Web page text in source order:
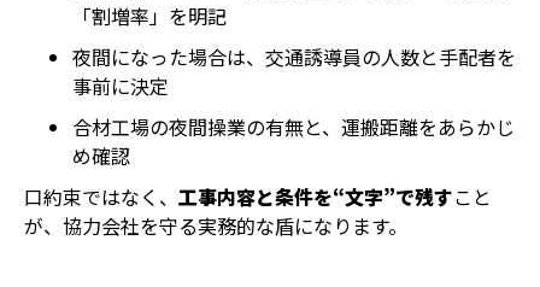
「割増率」を明記
夜間になった場合は、交通誘導員の人数と手配者を
事前に決定
合材工場の夜間操業の有無と、運搬距離をあらかじ
め確認
口約束ではなく、 工事内容と条件を“文字”で残すこと
が、協力会社を守る実務的な盾になります。